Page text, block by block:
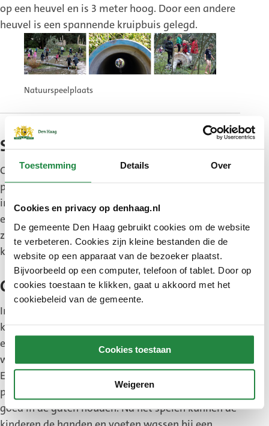
Toestemming Details Over
Cookies en privacy op denhaag.nl
De gemeente Den Haag gebruikt cookies om de website
te verbeteren. Cookies zijn kleine bestanden die de
website op een apparaat van de bezoeker plaatst.
Bijvoorbeeld op een computer, telefoon of tablet. Door op
cookies toestaan te klikken, gaat u akkoord met het
cookiebeleid van de gemeente.
Cookies toestaan
Weigeren
op een heuvel en is 3 meter hoog. Door een andere
heuvel is een spannende kruipbuis gelegd.
Natuurspeelplaats
Spelen in de natuur
Op de natuurspeelplaats groeien veel wilde
planten met bloemen. Deze bloemen trekken veel
insecten aan zoals vlinders en bijen. Daarnaast zijn
er veel bomen met bessen die vogels lokken. Ook
zijn er bramen en frambozen om te plukken en
kruiden zoals lavendel en rozemarijn om te ruiken.
Ook voor de allerkleinsten
In de natuurspeelplaats is een apart gedeelte voor
kinderen tot 6 jaar. Hier is het water ondiep. Er is
een pad door het bosje, een besloten plek met
wilgenhutten en veel bloemen.
Er zijn verschillende zitjes, banken en
picknicktafels. Zo kunnen de ouders de kinderen
goed in de gaten houden. Na het spelen kunnen de